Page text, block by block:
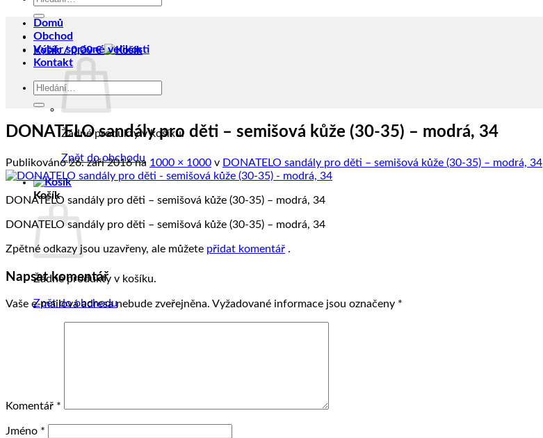
Košík /0,00€
Žádné produkty v košíku.
Zpět do obchodu
Košík
Žádné produkty v košíku.
Zpět do obchodu
Domů
Obchod
Výběr správné velikosti
Kontakt
Hledat:
DONATELO sandály pro děti – semišová kůže (30-35) – modrá, 34
Publikováno26. září 2016na 1000 × 1000 v DONATELO sandály pro děti – semišová kůže (30-35) – modrá, 34
DONATELO sandály pro děti – semišová kůže (30-35) – modrá, 34
DONATELO sandály pro děti – semišová kůže (30-35) – modrá, 34
Zpětné odkazy jsou uzavřeny, ale můžete přidat komentář .
Napsat komentář
Vaše e-mailová adresa nebude zveřejněna. Vyžadované informace jsou označeny *
Komentář *
Jméno *